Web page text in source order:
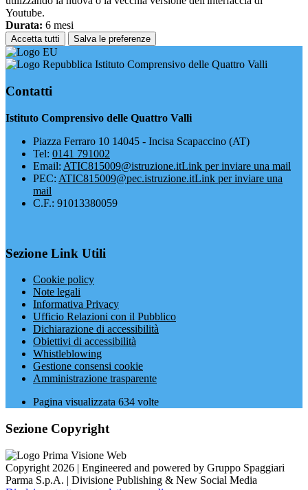
Youtube.
Durata: 6 mesi
Accetta tutti Salva le preferenze
Istituto Comprensivo delle Quattro Valli
Contatti
Istituto Comprensivo delle Quattro Valli
Piazza Ferraro 10 14045 - Incisa Scapaccino (AT)
Tel: 0141 791002
Email: ATIC815009@istruzione.itLink per inviare una mail
PEC: ATIC815009@pec.istruzione.itLink per inviare una
mail
C.F.: 91013380059
Sezione Link Utili
Cookie policy
Note legali
Informativa Privacy
Ufficio Relazioni con il Pubblico
Dichiarazione di accessibilità
Obiettivi di accessibilità
Whistleblowing
Gestione consensi cookie
Amministrazione trasparente
Pagina visualizzata 634 volte
Sezione Copyright
Copyright 2026 | Engineered and powered by Gruppo Spaggiari
Parma S.p.A. | Divisione Publishing & New Social Media